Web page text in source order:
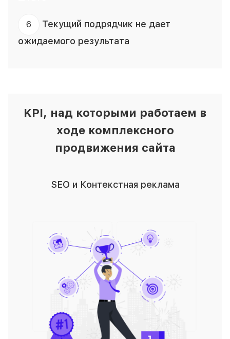
6
Текущий подрядчик не дает
ожидаемого результата
KPI, над которыми работаем в
ходе комплексного
продвижения сайта
SEO и Контекстная реклама